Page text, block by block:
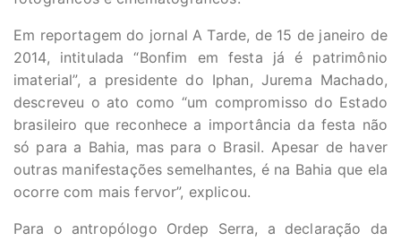
Em reportagem do jornal A Tarde, de 15 de janeiro de
2014, intitulada “Bonfim em festa já é patrimônio
imaterial”, a presidente do Iphan, Jurema Machado,
descreveu o ato como “um compromisso do Estado
brasileiro que reconhece a importância da festa não
só para a Bahia, mas para o Brasil. Apesar de haver
outras manifestações semelhantes, é na Bahia que ela
ocorre com mais fervor”, explicou.
Para o antropólogo Ordep Serra, a declaração da